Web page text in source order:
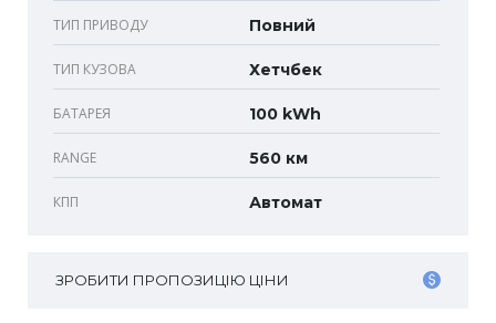
ТИП ПРИВОДУ Повний
ТИП КУЗОВА Хетчбек
БАТАРЕЯ 100 kWh
RANGE 560 км
КПП Автомат
ЗРОБИТИ ПРОПОЗИЦІЮ ЦІНИ